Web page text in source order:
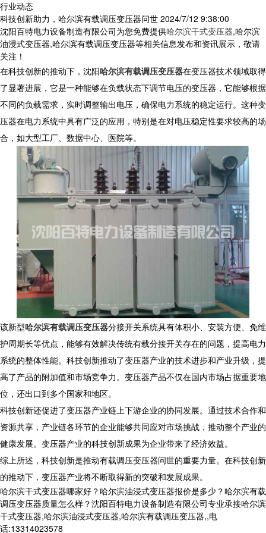
行业动态
科技创新助力，哈尔滨有载调压变压器问世 2024/7/12 9:38:00
沈阳百特电力设备制造有限公司为您免费提供哈尔滨干式变压器,哈尔滨
油浸式变压器,哈尔滨有载调压变压器等相关信息发布和资讯展示，敬请
关注！
在科技创新的推动下，沈阳哈尔滨有载调压变压器在变压器技术领域取得
了显著进展，它是一种能够在负载状态下调节电压的变压器，它能够根据
不同的负载需求，实时调整输出电压，确保电力系统的稳定运行。这种变
压器在电力系统中具有广泛的应用，特别是在对电压稳定性要求较高的场
合，如大型工厂、数据中心、医院等。
该新型哈尔滨有载调压变压器分接开关系统具有体积小、安装方便、免维
护周期长等优点，能够有效解决传统有载分接开关存在的问题，提高电力
系统的整体性能。科技创新推动了变压器产业的技术进步和产业升级，提
高了产品的附加值和市场竞争力。变压器产品不仅在国内市场占据重要地
位，还出口到多个国家和地区。
科技创新还促进了变压器产业链上下游企业的协同发展。通过技术合作和
资源共享，产业链各环节的企业能够共同应对市场挑战，推动整个产业的
健康发展。变压器产业的科技创新成果为企业带来了经济效益。
综上所述，科技创新是推动有载调压变压器问世的重要力量。在科技创新
的推动下，变压器产业将不断取得新的突破和发展成果。
哈尔滨干式变压器哪家好？哈尔滨油浸式变压器报价是多少？哈尔滨有载
调压变压器质量怎么样？沈阳百特电力设备制造有限公司专业承接哈尔滨
干式变压器,哈尔滨油浸式变压器,哈尔滨有载调压变压器,,电
话:13314023578